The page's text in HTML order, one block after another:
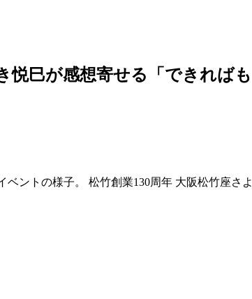
悦巳が感想寄せる「できればも
ントの様子。 松竹創業130周年 大阪松竹座さよ